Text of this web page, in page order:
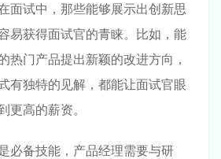
面试中，那些能够展示出创新思
易获得面试官的青睐。比如，能
热门产品提出新颖的改进方向，
有独特的见解，都能让面试官眼
更高的薪资。
必备技能，产品经理需要与研